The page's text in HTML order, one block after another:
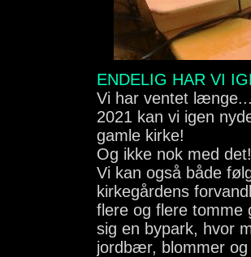
ENDELIG HAR VI
Vi har ventet
2021 kan vi igen
gamle kirke!
Og ikke nok med det!
Vi kan også både
kirkegårdens
flere og flere
sig en bypark, hvor
jordbær, blommer